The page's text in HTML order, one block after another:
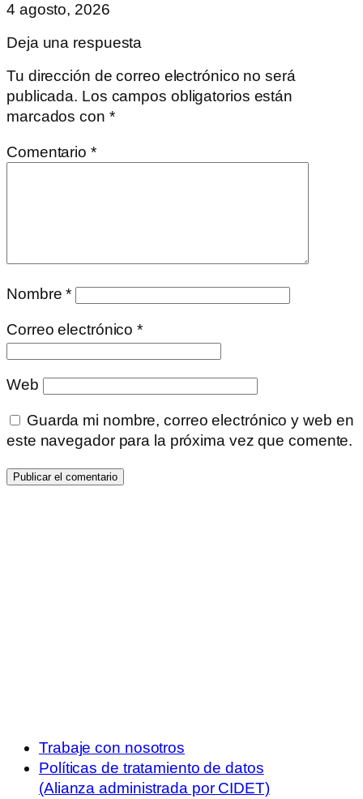
4 agosto, 2026
Deja una respuesta
Tu dirección de correo electrónico no será
publicada. Los campos obligatorios están
marcados con *
Comentario *
Nombre*
Correo electrónico*
Web
Guarda mi nombre, correo electrónico y web en
este navegador para la próxima vez que comente.
Trabaje con nosotros
Políticas de tratamiento de datos
(Alianza administrada por CIDET)